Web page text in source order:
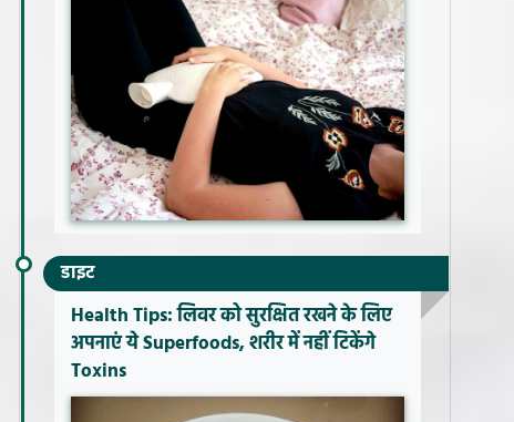
डाइट
Health Tips: लिवर को सुरक्षित रखने के लिए
अपनाएं ये Superfoods, शरीर में नहीं टिकेंगे
Toxins